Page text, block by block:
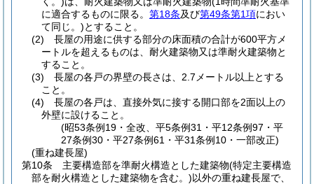
に適合するものに限る。 第18条及び第49条第1項におい
て同じ。)とすること。
(2)
長屋の用途に供する部分の床面積の合計が600平方メ
ートルを超えるものは、耐火建築物又は準耐火建築物と
すること。
(3)
長屋の各戸の界壁の長さは、2.7メートル以上とする
こと。
(4)
長屋の各戸は、直接外気に接する開口部を2面以上の
外壁に設けること。
(昭53条例19・全改、平5条例31・平12条例97・平
27条例30・平27条例61・平31条例10・一部改正)
(重ね建長屋)
第10条
主要構造部を準耐火構造とした建築物(特定主要構造
部を耐火構造とした建築物を含む。)以外の重ね建長屋で、